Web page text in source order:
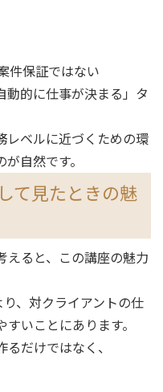
件保証ではない
動的に仕事が決まる」タ
レベルに近づくための環
自然です。
て見たときの魅
えると、この講座の魅力
、対クライアントの仕
いことにあります。
だけではなく、